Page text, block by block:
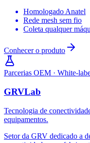
Homologado Anatel
Rede mesh sem fio
Coleta qualquer
Conhecer o produto
Parcerias OEM · White-
GRVLab
Tecnologia de
equipamentos.
Setor da GRV dedicado a